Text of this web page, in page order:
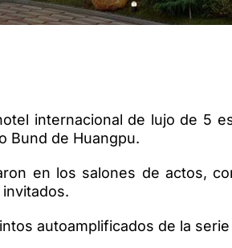
internacional de lujo de 5
Bund de Huangpu.
en los salones de actos,
autoamplificados de la